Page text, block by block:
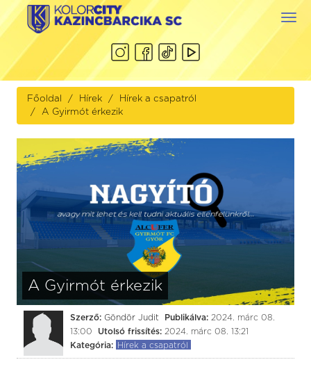
Főoldal Hírek
Hírek a csapatról
A Gyirmót érkezik
A Gyirmót érkezik
Szerző: Göndör Judit Publikálva: 2024. márc 08.
13:00
Utolsó frissítés: 2024. márc 08. 13:21
Kategória:
Hírek a csapatról